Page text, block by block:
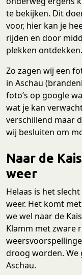
te bekijken. Dit
voor, hier kan je
rijden en door
plekken ontdekken.
Zo zagen wij een
in Aschau
foto’s op google
wat je kan
verschillend maar
wij besluiten om
Naar de
weer
Helaas is het
weer. Het komt
we wel naar de
Klamm met zware
droog worden.
Aschau.